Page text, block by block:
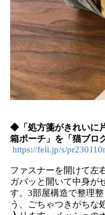
◆「処方箋がきれいに
箱ポーチ」を「猫ブロ
https://feli.jp/s/
ファスナーを開けて左
ガバッと開いて中身が
す。3部屋構造で整理
う、ごちゃつきがちな